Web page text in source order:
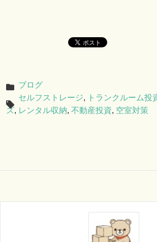
ブログ
セルフストレージ, トランクルーム投
ズ, レンタル収納, 不動産投資, 空室対策